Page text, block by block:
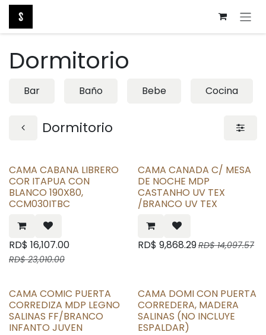
Ir al contenido
Dormitorio
Bar Baño Bebe Cocina
Dormitorio
CAMA CABANA LIBRERO
COR ITAPUA CON
BLANCO 190X80,
CCM030ITBC
RD$ 16,107.00
RD$23,010.00
CAMA CANADA C/ MESA
DE NOCHE MDP
CASTANHO UV TEX
/BRANCO UV TEX
RD$ 9,868.29RD$14,097.57
CAMA COMIC PUERTA
CORREDIZA MDP LEGNO
SALINAS FF/BRANCO
INFANTO JUVEN
CAMA DOMI CON PUERTA
CORREDERA, MADERA
SALINAS (NO INCLUYE
ESPALDAR)